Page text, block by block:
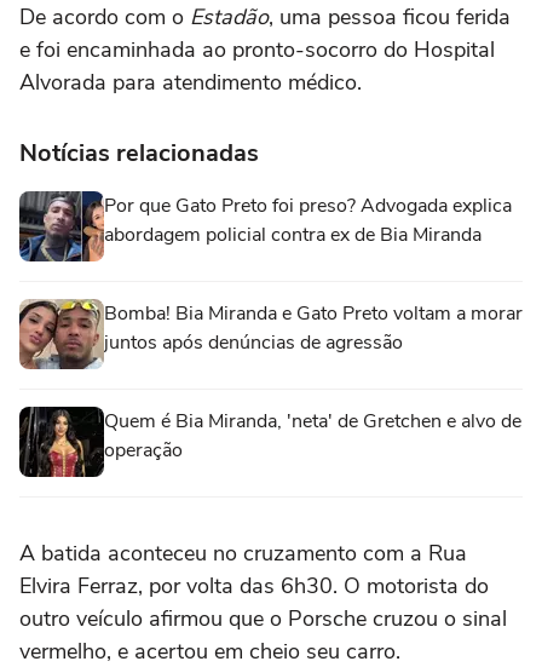
De acordo com o Estadão, uma pessoa ficou ferida
e foi encaminhada ao pronto-socorro do Hospital
Alvorada para atendimento médico.
Notícias relacionadas
Por que Gato Preto foi preso? Advogada explica
abordagem policial contra ex de Bia Miranda
Bomba! Bia Miranda e Gato Preto voltam a morar
juntos após denúncias de agressão
Quem é Bia Miranda, 'neta' de Gretchen e alvo de
operação
A batida aconteceu no cruzamento com a Rua
Elvira Ferraz, por volta das 6h30. O motorista do
outro veículo afirmou que o Porsche cruzou o sinal
vermelho, e acertou em cheio seu carro.